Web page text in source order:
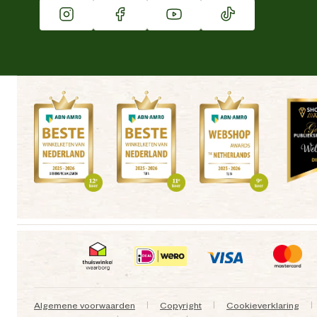
Winkels
Algemene voorwaarden Copyright Cookieverklaring